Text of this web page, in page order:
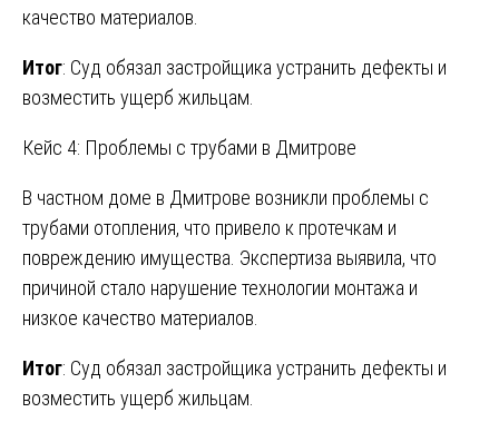
качество материалов.
Итог: Суд обязал застройщика устранить дефекты и
возместить ущерб жильцам.
Кейс 4: Проблемы с трубами в Дмитрове
В частном доме в Дмитрове возникли проблемы с
трубами отопления, что привело к протечкам и
повреждению имущества. Экспертиза выявила, что
причиной стало нарушение технологии монтажа и
низкое качество материалов.
Итог: Суд обязал застройщика устранить дефекты и
возместить ущерб жильцам.